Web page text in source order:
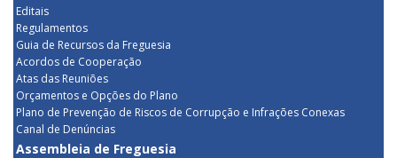
Editais
Regulamentos
Guia de Recursos da Freguesia
Acordos de Cooperação
Atas das Reuniões
Orçamentos e Opções do Plano
Plano de Prevenção de Riscos de Corrupção e Infrações Conexas
Canal de Denúncias
Assembleia de Freguesia